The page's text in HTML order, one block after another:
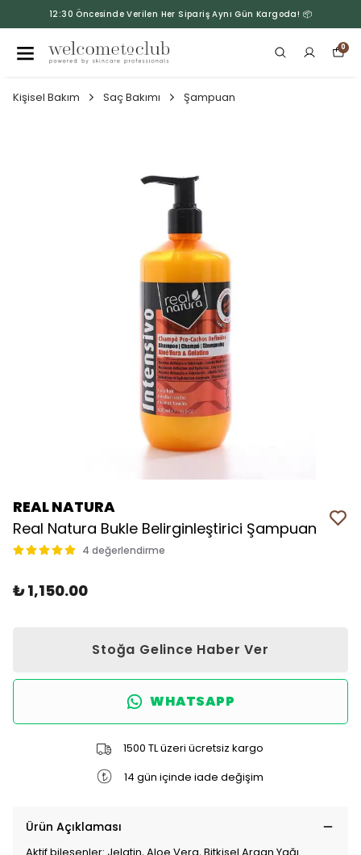
12:30 Öncesinde Verilen Her Sipariş Aynı Gün Kargoda! 📦
0
Kişisel Bakım Saç Bakımı Şampuan
REAL NATURA
Real Natura Bukle Belirginleştirici Şampuan
4 değerlendirme
₺ 1,150.00
Stoğa Gelince Haber Ver
WHATSAPP
1500 TL üzeri ücretsiz kargo
14 gün içinde iade değişim
Ürün Açıklaması